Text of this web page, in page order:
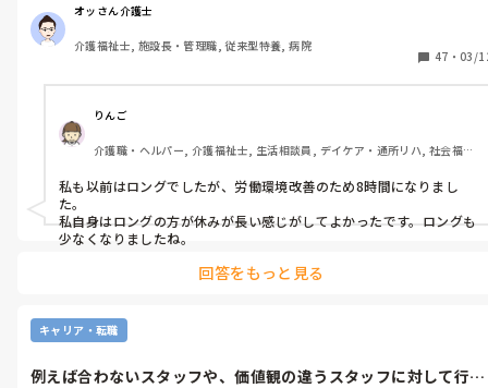
オッさん介護士
介護福祉士, 施設長・管理職, 従来型特養, 病院
47 ・ 03/
りんご
介護職・ヘルパー, 介護福祉士, 生活相談員, デイケア・通所リハ, 社会福祉
私も以前はロングでしたが、労働環境改善のため8時間になりまし
た。
私自身はロングの方が休みが長い感じがしてよかったです。ロングも
少なくなりましたね。
回答をもっと見る
キャリア・転職
例えば合わないスタッフや、価値観の違うスタッフに対して行っ